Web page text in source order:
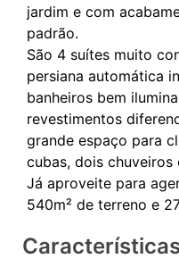
jardim e com
padrão.
São 4 suítes muito
persiana automática
banheiros bem
revestimentos
grande espaço para
cubas, dois chuveiros
Já aproveite para
Características